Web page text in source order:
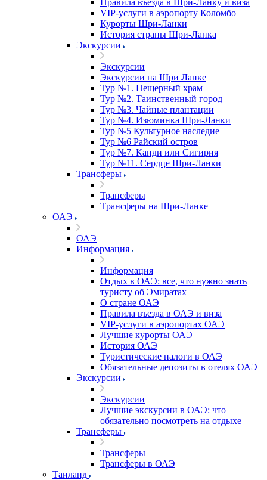
Правила въезда в Шри-Ланку и виза
VIP-услуги в аэропорту Коломбо
Курорты Шри-Ланки
История страны Шри-Ланка
Экскурсии
Экскурсии
Экскурсии на Шри Ланке
Тур №1. Пещерный храм
Тур №2. Таинственный город
Тур №3. Чайные плантации
Тур №4. Изюминка Шри-Ланки
Тур №5 Культурное наследие
Тур №6 Райский остров
Тур №7. Канди или Сигирия
Тур №11. Сердце Шри-Ланки
Трансферы
Трансферы
Tрансферы на Шри-Ланке
ОАЭ
ОАЭ
Информация
Информация
Отдых в ОАЭ: все, что нужно знать
туристу об Эмиратах
О стране ОАЭ
Правила въезда в ОАЭ и виза
VIP-услуги в аэропортах ОАЭ
Лучшие курорты ОАЭ
История ОАЭ
Туристические налоги в ОАЭ
Обязательные депозиты в отелях ОАЭ
Экскурсии
Экскурсии
Лучшие экскурсии в ОАЭ: что
обязательно посмотреть на отдыхе
Трансферы
Трансферы
Трансферы в ОАЭ
Таиланд